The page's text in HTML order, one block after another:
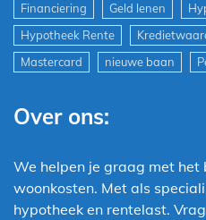
Financiering
Geld lenen
Hypotheek Rente
Mastercard
nieuwe baan
Over ons:
We helpen je graag met het
woonkosten. Met als
hypotheek en rentelast.